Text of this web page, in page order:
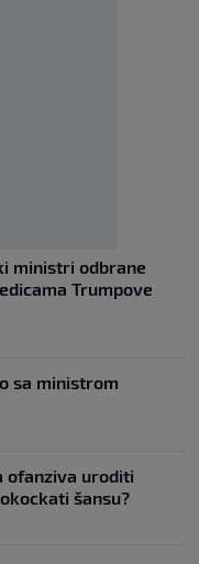
ministri odbrane
Trumpove
sa ministrom
ofanziva uroditi
šansu?